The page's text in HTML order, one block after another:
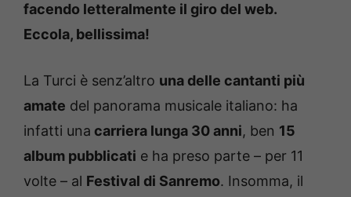
facendo letteralmente il giro del web.
Eccola, bellissima!
La Turci è senz’altro una delle cantanti più
amate del panorama musicale italiano: ha
infatti una carriera lunga 30 anni, ben 15
album pubblicati e ha preso parte – per 11
volte – al Festival di Sanremo. Insomma, il